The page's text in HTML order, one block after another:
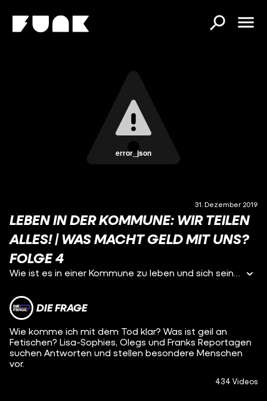
error_json
31. Dezember 2019
LEBEN IN DER KOMMUNE: WIR TEILEN
ALLES! | WAS MACHT GELD MIT UNS?
FOLGE 4
Wie ist es in einer Kommune zu leben und sich sein Geld mit allen zu teilen? Ich treffe heute Leute, die genau so leben und ich möchte herausfinden, wie das genau funktioniert und wieso sie sich für das Leben in einer Kommune entschieden haben.
DIE FRAGE
Wie komme ich mit dem Tod klar? Was ist geil an
Fetischen? Lisa-Sophies, Olegs und Franks Reportagen
suchen Antworten und stellen besondere Menschen
vor.
434 Videos